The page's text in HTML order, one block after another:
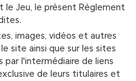
Jeu, le présent Règlement
images, vidéos et autres
site ainsi que sur les sites
par l'intermédiaire de liens
de leurs titulaires et